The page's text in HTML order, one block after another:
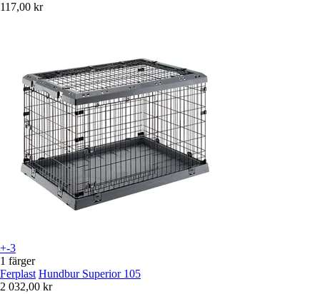
117,00 kr
+-3
1 färger
Ferplast Hundbur Superior 105
2 032,00 kr